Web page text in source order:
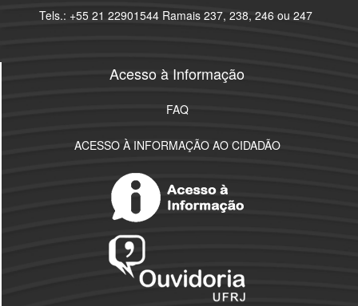
Tels.: +55 21 22901544 Ramais 237, 238, 246 ou 247
Acesso à Informação
FAQ
ACESSO À INFORMAÇÃO AO CIDADÃO